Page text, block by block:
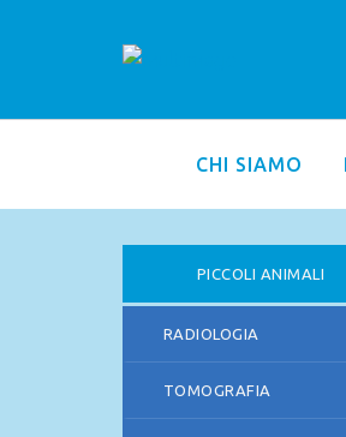
CHI SIAMO
PICCOLI ANIMALI
RADIOLOGIA
TOMOGRAFIA